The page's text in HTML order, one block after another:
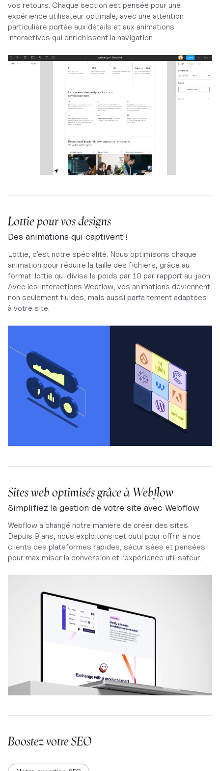
vos retours. Chaque section est pensée pour une
expérience utilisateur optimale, avec une attention
particulière portée aux détails et aux animations
interactives qui enrichissent la navigation.
Lottie pour vos designs
Des animations qui captivent !
Lottie, c’est notre spécialité. Nous optimisons chaque
animation pour réduire la taille des fichiers, grâce au
format .lottie qui divise le poids par 10 par rapport au .json.
Avec les interactions Webflow, vos animations deviennent
non seulement fluides, mais aussi parfaitement adaptées
à votre site.
Sites web optimisés grâce à Webflow
Simplifiez la gestion de votre site avec Webflow
Webflow a changé notre manière de créer des sites.
Depuis 9 ans, nous exploitons cet outil pour offrir à nos
clients des plateformes rapides, sécurisées et pensées
pour maximiser la conversion et l’expérience utilisateur.
Boostez votre SEO